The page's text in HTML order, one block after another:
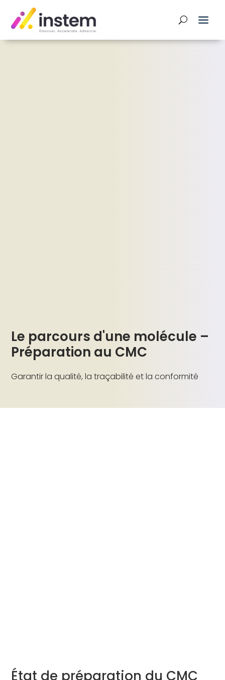
Le parcours d'une molécule –
Préparation au CMC
Garantir la qualité, la traçabilité et la conformité
État de préparation du CMC